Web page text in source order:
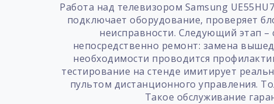
Работа над телевизором Samsung
подключает оборудование, проверяет
неисправности. Следующий этап –
непосредственно ремонт: замена
необходимости проводится
тестирование на стенде имитирует
пультом дистанционного управления.
Такое обслуживание